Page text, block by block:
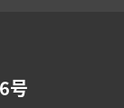
号